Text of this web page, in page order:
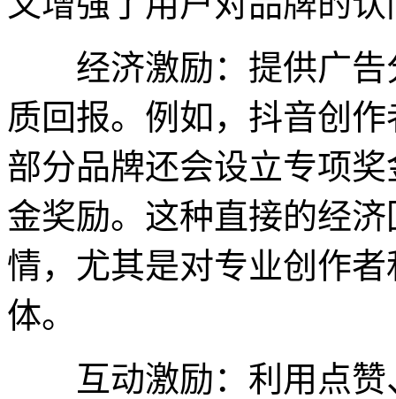
经济激励：提供广告
质回报。例如，抖音创
部分品牌还会设立专项
金奖励。这种直接的经
情，尤其是对专业创作
体。
互动激励：利用点赞